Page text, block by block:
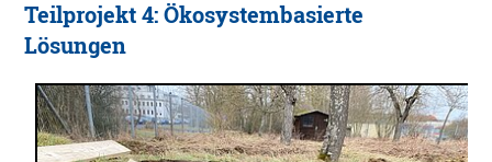
Teilprojekt 4: Ökosystembasierte
Lösungen